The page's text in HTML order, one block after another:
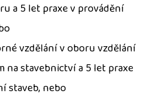
a 5 let praxe v provádění
vzdělání v oboru vzdělání
na stavebnictví a 5 let praxe
staveb, nebo